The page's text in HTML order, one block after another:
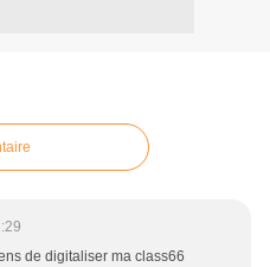
de digitaliser ma class66